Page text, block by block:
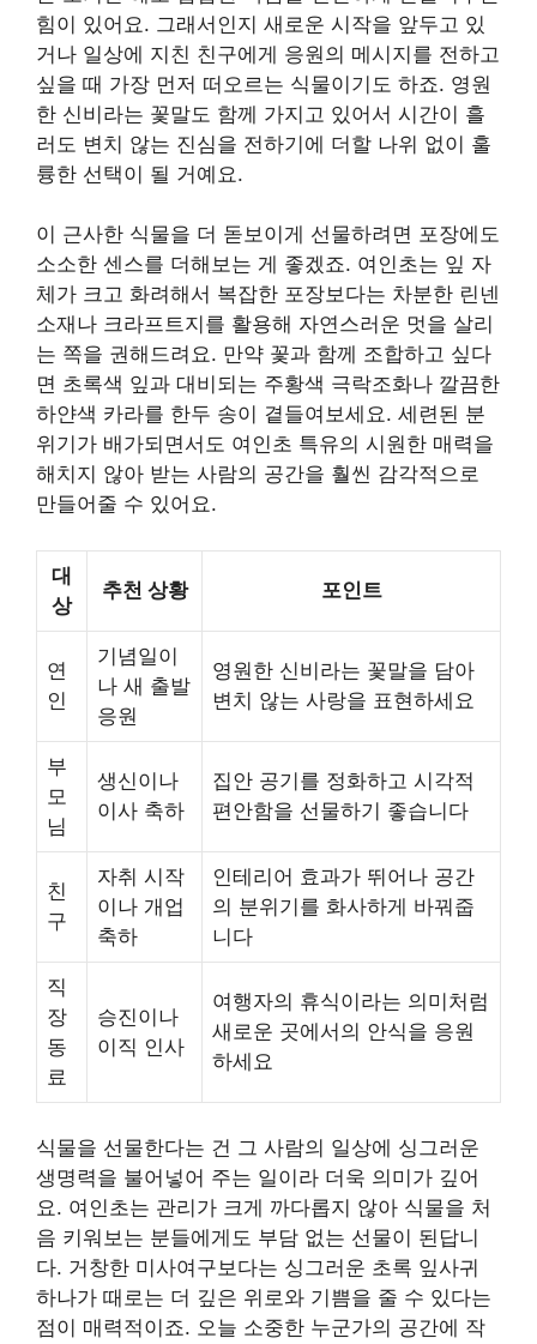
힘이 있어요. 그래서인지 새로운 시작을 앞두고 있
거나 일상에 지친 친구에게 응원의 메시지를 전하고
싶을 때 가장 먼저 떠오르는 식물이기도 하죠. 영원
한 신비라는 꽃말도 함께 가지고 있어서 시간이 흘
러도 변치 않는 진심을 전하기에 더할 나위 없이 훌
륭한 선택이 될 거예요.
이 근사한 식물을 더 돋보이게 선물하려면 포장에도
소소한 센스를 더해보는 게 좋겠죠. 여인초는 잎 자
체가 크고 화려해서 복잡한 포장보다는 차분한 린넨
소재나 크라프트지를 활용해 자연스러운 멋을 살리
는 쪽을 권해드려요. 만약 꽃과 함께 조합하고 싶다
면 초록색 잎과 대비되는 주황색 극락조화나 깔끔한
하얀색 카라를 한두 송이 곁들여보세요. 세련된 분
위기가 배가되면서도 여인초 특유의 시원한 매력을
해치지 않아 받는 사람의 공간을 훨씬 감각적으로
만들어줄 수 있어요.
대
상
추천 상황 포인트
연
인
기념일이
나 새 출발
응원
영원한 신비라는 꽃말을 담아
변치 않는 사랑을 표현하세요
부
모
님
생신이나
이사 축하
집안 공기를 정화하고 시각적
편안함을 선물하기 좋습니다
친
구
자취 시작
이나 개업
축하
인테리어 효과가 뛰어나 공간
의 분위기를 화사하게 바꿔줍
니다
직
장
동
료
승진이나
이직 인사
여행자의 휴식이라는 의미처럼
새로운 곳에서의 안식을 응원
하세요
식물을 선물한다는 건 그 사람의 일상에 싱그러운
생명력을 불어넣어 주는 일이라 더욱 의미가 깊어
요. 여인초는 관리가 크게 까다롭지 않아 식물을 처
음 키워보는 분들에게도 부담 없는 선물이 된답니
다. 거창한 미사여구보다는 싱그러운 초록 잎사귀
하나가 때로는 더 깊은 위로와 기쁨을 줄 수 있다는
점이 매력적이죠. 오늘 소중한 누군가의 공간에 작